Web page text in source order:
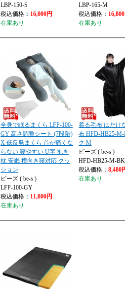
LBP-150-S
税込価格： 16,000円
在庫あり
LBP-165-M
税込価格：
在庫あり
全身で眠るまくら LFP-100-
GY 高さ調整シート (7段階)
X 低反発まくら 首が痛くな
らない 寝やすい U字 抱き
枕 安眠 横向き寝対応 クッ
ション
ビーズ ( be-s )
LFP-100-GY
税込価格： 11,800円
在庫あり
着る毛布 はだけ
布 HFD-HB25-
ク M
ビーズ ( be-s )
HFD-HB25-M-BK
税込価格：8,480
在庫あり